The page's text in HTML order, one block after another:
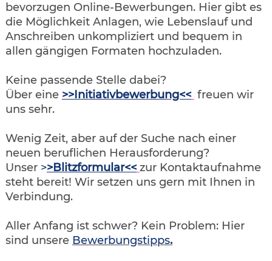
bevorzugen Online-Bewerbungen. Hier gibt es
die Möglichkeit Anlagen, wie Lebenslauf und
Anschreiben unkompliziert und bequem in
allen gängigen Formaten hochzuladen.
Keine passende Stelle dabei?
Über eine >>Initiativbewerbung<< freuen wir
uns sehr.
Wenig Zeit, aber auf der Suche nach einer
neuen beruflichen Herausforderung?
Unser >>Blitzformular<< zur Kontaktaufnahme
steht bereit! Wir setzen uns gern mit Ihnen in
Verbindung.
Aller Anfang ist schwer? Kein Problem: Hier
sind unsere Bewerbungstipps.